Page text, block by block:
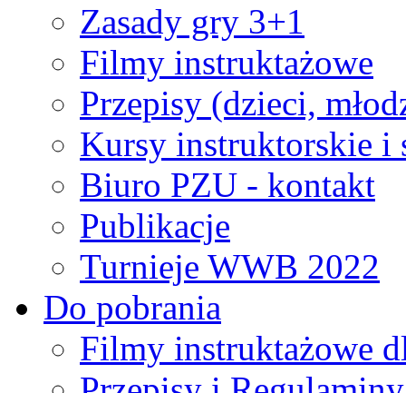
Zasady gry 3+1
Filmy instruktażowe
Przepisy (dzieci,
Kursy instruktorskie i
Biuro PZU - kontakt
Publikacje
Turnieje WWB 2022
Do pobrania
Filmy instruktażowe